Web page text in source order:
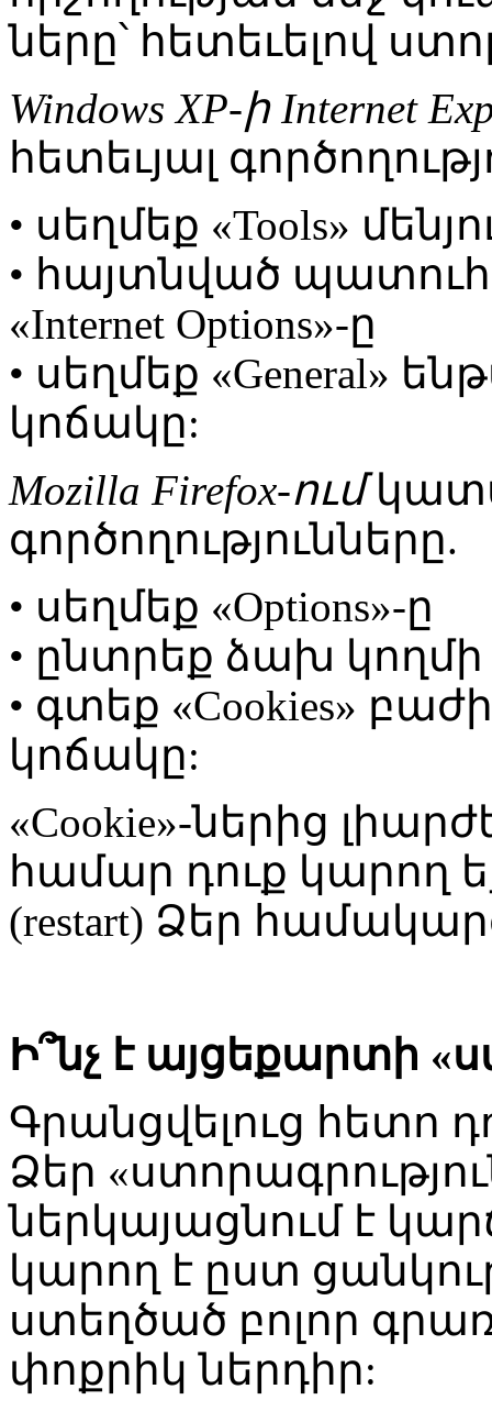
ները՝ հետեւելով
Windows XP-ի Internet
հետեւյալ
• սեղմեք «Tools»
• հայտնված
«Internet Options»-ը
• սեղմեք «General»
կոճակը:
Mozilla Firefox-ում
գործողությունները.
• սեղմեք «Options»-ը
• ընտրեք ձախ կողմի
• գտեք «Cookies»
կոճակը:
«Cookie»-ներից
համար դուք կարող
(restart) Ձեր
Ի՞նչ է այցեքարտի
Գրանցվելուց հետո
Ձեր
ներկայացնում է
կարող է ըստ
ստեղծած բոլոր
փոքրիկ ներդիր: